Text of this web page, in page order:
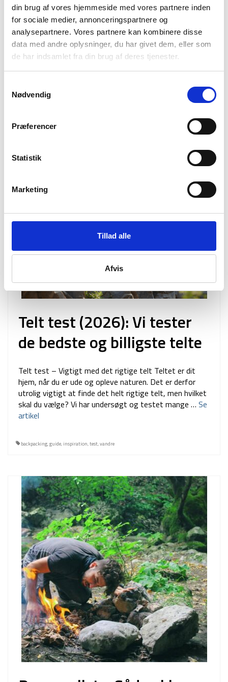
din brug af vores hjemmeside med vores partnere inden
for sociale medier, annonceringspartnere og
analysepartnere. Vores partnere kan kombinere disse
data med andre oplysninger, du har givet dem, eller som
de har indsamlet fra din brug af deres tjenester.
Nødvendig
Præferencer
Statistik
Marketing
Tillad alle
Afvis
Langt undertøj, uld undertøj, skiundertøj, base-layer,
kært barn har mange navne – men én ting er helt
sikkert! Det er et afgørende lag som giver den ekstra
varme, lige meget om det er til skituren, vandreturen
eller backpacker turen. Men …Se artikel
Telt test (2026): Vi tester
de bedste og billigste telte
Telt test – Vigtigt med det rigtige telt Teltet er dit
hjem, når du er ude og opleve naturen. Det er derfor
utrolig vigtigt at finde det helt rigtige telt, men hvilket
skal du vælge? Vi har undersøgt og testet mange … Se
artikel
backpacking,guide, inspiration,test,vandre